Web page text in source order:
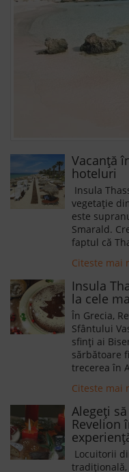
Vacanță
hoteluri
Insula
vegetație
este
Smarald.
faptul că
alegând să-
de ce sunt
Thassos?
gândim că
bine
Citeste mai
Insula
la cele
În Grecia,
Sfântului
sfinți ai
sărbătoare
trecerea în
Citeste mai
Alegeți
Revelion
Locuitorii